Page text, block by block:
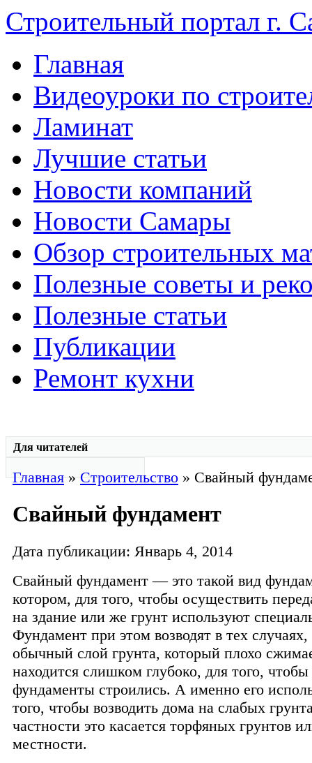
Строительный портал г.
Главная
Видеоуроки по
Ламинат
Лучшие статьи
Новости компаний
Новости Самары
Обзор строительных
Полезные советы и
Полезные статьи
Публикации
Ремонт кухни
Для читателей
Главная»Строительство » Свайный
Свайный фундамент
Дата публикации: Январь 4, 2014
Свайный фундамент — это такой вид
котором, для того, чтобы осуществить
на здание или же грунт используют
Фундамент при этом возводят в тех случаях,
обычный слой грунта, который плохо
находится слишком глубоко, для того, чтобы
фундаменты строились. А именно его
того, чтобы возводить дома на слабых
частности это касается торфяных грунтов
местности.